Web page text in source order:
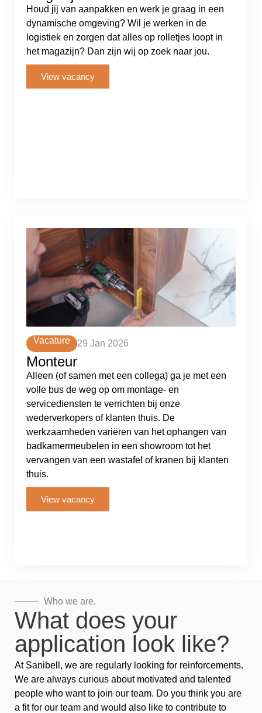
Houd jij van aanpakken en werk je graag in een
dynamische omgeving? Wil je werken in de
logistiek en zorgen dat alles op rolletjes loopt in
het magazijn? Dan zijn wij op zoek naar jou.
View vacancy
Vacature 29 Jan 2026
Monteur
Alleen (of samen met een collega) ga je met een
volle bus de weg op om montage- en
servicediensten te verrichten bij onze
wederverkopers of klanten thuis. De
werkzaamheden variëren van het ophangen van
badkamermeubelen in een showroom tot het
vervangen van een wastafel of kranen bij klanten
thuis.
View vacancy
Who we are.
What does your
application look like?
At Sanibell, we are regularly looking for reinforcements.
We are always curious about motivated and talented
people who want to join our team. Do you think you are
a fit for our team and would also like to contribute to